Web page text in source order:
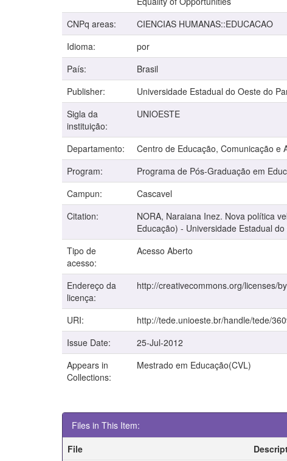
CNPq areas:
CIENCIAS HUMANAS::EDUCACAO
Idioma:
por
País:
Brasil
Publisher:
Universidade Estadual do Oeste do
Sigla da
instituição:
UNIOESTE
Departamento:
Centro de Educação, Comunicação e
Program:
Programa de Pós-Graduação em
Campun:
Cascavel
Citation:
NORA, Naraiana Inez. Nova política
Educação) - Universidade Estadual
Tipo de
acesso:
Acesso Aberto
Endereço da
licença:
http://creativecommons.org/licenses/
URI:
http://tede.unioeste.br/handle/tede/
Issue Date:
25-Jul-2012
Appears in
Collections:
Mestrado em Educação(CVL)
Files in This Item:
File